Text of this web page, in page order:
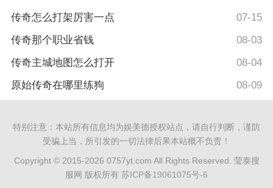
传奇怎么打架厉害一点
07-15
传奇那个职业省钱
08-03
传奇主城地图怎么打开
08-04
原始传奇在哪里练狗
08-09
特别注意：本站所有信息均为娱美德授权站点，请自行判断，谨防
受骗上当，所引发的一切法律后果本站概不负责！
Copyright © 2015-2026 0757yt.com All Rights Reserved. 莹泰搜
服网 版权所有 苏ICP备19061075号-6